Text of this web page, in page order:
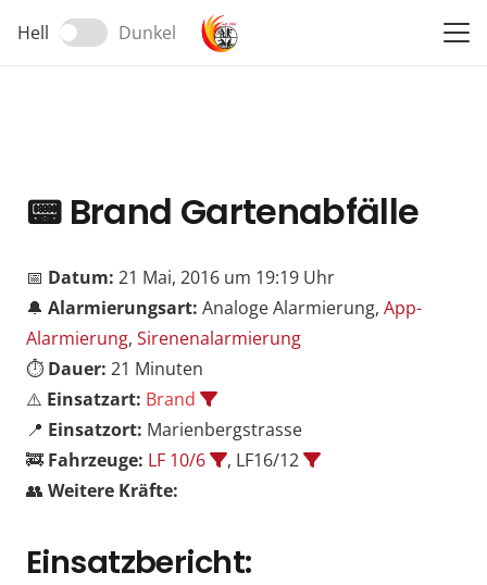
Hell Dunkel
📟Brand Gartenabfälle
📅 Datum: 21 Mai, 2016 um 19:19 Uhr
🔔 Alarmierungsart: Analoge Alarmierung, App-
Alarmierung, Sirenenalarmierung
⏱️ Dauer: 21 Minuten
⚠️ Einsatzart: Brand
📍 Einsatzort: Marienbergstrasse
🚒 Fahrzeuge: LF 10/6
, LF16/12
👥 Weitere Kräfte:
Einsatzbericht: